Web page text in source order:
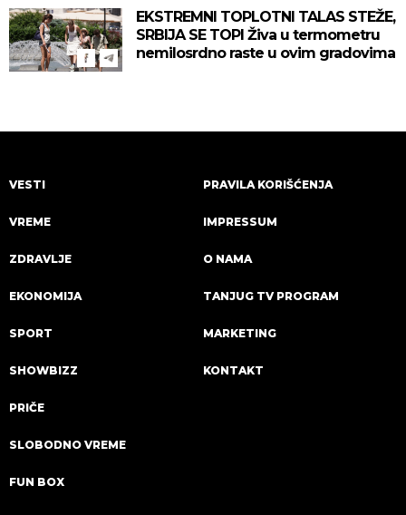
EKSTREMNI TOPLOTNI TALAS STEŽE,
SRBIJA SE TOPI Živa u termometru
nemilosrdno raste u ovim gradovima
VESTI
VREME
ZDRAVLJE
EKONOMIJA
SPORT
SHOWBIZZ
PRIČE
SLOBODNO VREME
FUN BOX
PRAVILA KORIŠĆENJA
IMPRESSUM
O NAMA
TANJUG TV PROGRAM
MARKETING
KONTAKT